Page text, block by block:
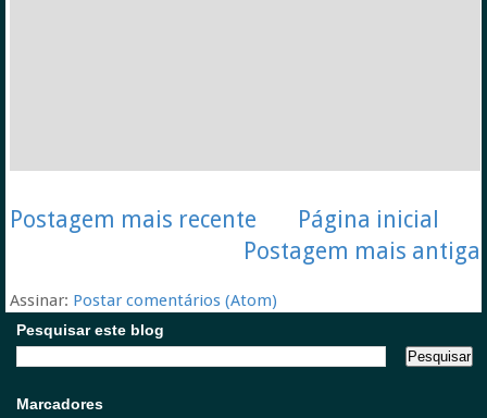
Postagem mais recente
Postagem mais antiga
Página inicial
Assinar: Postar comentários (Atom)
Pesquisar este blog
Marcadores